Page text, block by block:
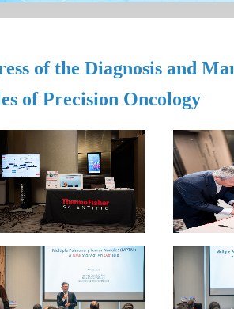
of the Diagnosis and
of Precision Oncology